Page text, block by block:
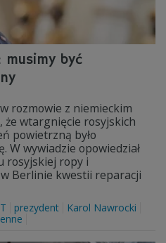
być
rozmowie z niemieckim
że wtargnięcie rosyjskich
powietrzną było
W wywiadzie opowiedział
rosyjskiej ropy i
Berlinie kwestii reparacji
prezydent
Karol Nawrocki